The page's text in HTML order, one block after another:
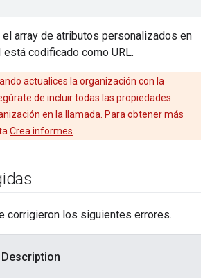
el array de atributos personalizados en
está codificado como URL.
actualices la organización con la
de incluir todas las propiedades
en la llamada. Para obtener más
Crea informes
corrigieron los siguientes errores.
Description